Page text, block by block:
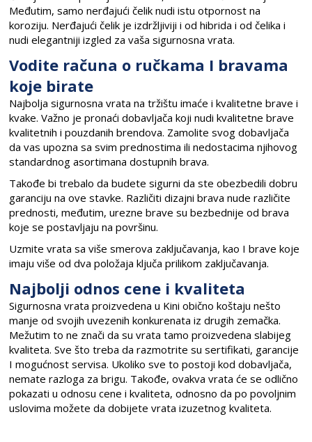
Međutim, samo nerđajući čelik nudi istu otpornost na
koroziju. Nerđajući čelik je izdržljiviji i od hibrida i od čelika i
nudi elegantniji izgled za vaša sigurnosna vrata.
Vodite računa o ručkama I bravama
koje birate
Najbolja sigurnosna vrata na tržištu imaće i kvalitetne brave i
kvake. Važno je pronaći dobavljača koji nudi kvalitetne brave
kvalitetnih i pouzdanih brendova. Zamolite svog dobavljača
da vas upozna sa svim prednostima ili nedostacima njihovog
standardnog asortimana dostupnih brava.
Takođe bi trebalo da budete sigurni da ste obezbedili dobru
garanciju na ove stavke. Različiti dizajni brava nude različite
prednosti, međutim, urezne brave su bezbednije od brava
koje se postavljaju na površinu.
Uzmite vrata sa više smerova zaključavanja, kao I brave koje
imaju više od dva položaja ključa prilikom zaključavanja.
Najbolji odnos cene i kvaliteta
Sigurnosna vrata proizvedena u Kini obično koštaju nešto
manje od svojih uvezenih konkurenata iz drugih zemačka.
Mežutim to ne znači da su vrata tamo proizvedena slabijeg
kvaliteta. Sve što treba da razmotrite su sertifikati, garancije
I mogućnost servisa. Ukoliko sve to postoji kod dobavljača,
nemate razloga za brigu. Takođe, ovakva vrata će se odlično
pokazati u odnosu cene i kvaliteta, odnosno da po povoljnim
uslovima možete da dobijete vrata izuzetnog kvaliteta.